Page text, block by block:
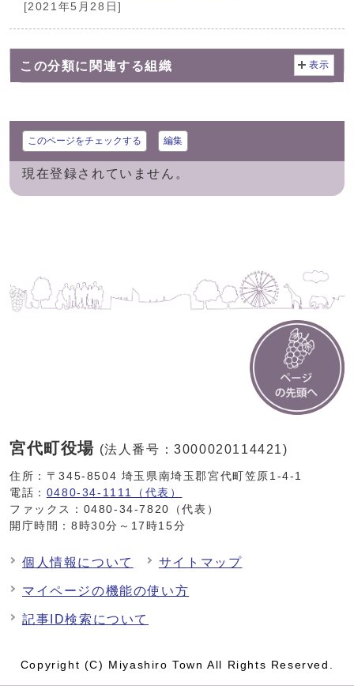
[2021年5月28日]
この分類に関連する組織 表示
このページをチェックする 編集
現在登録されていません。
宮代町役場 (法人番号：3000020114421)
住所：〒345-8504 埼玉県南埼玉郡宮代町笠原1-4-1
電話： 0480-34-1111（代表）
ファックス：0480-34-7820（代表）
開庁時間：8時30分～17時15分
個人情報について サイトマップ
マイページの機能の使い方
記事ID検索について
Copyright (C) Miyashiro Town All Rights Reserved.